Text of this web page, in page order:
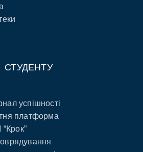
СТУДЕНТУ
успішності
платформа
“Крок”